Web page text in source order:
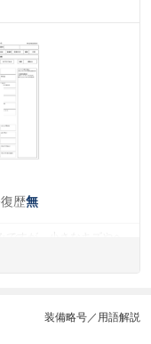
歴無
装備略号／用語解説